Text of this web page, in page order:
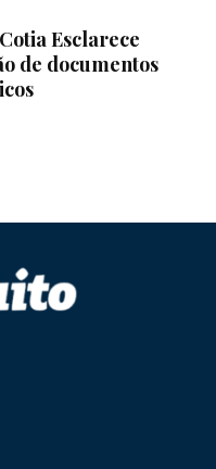
Esclarece
de documentos